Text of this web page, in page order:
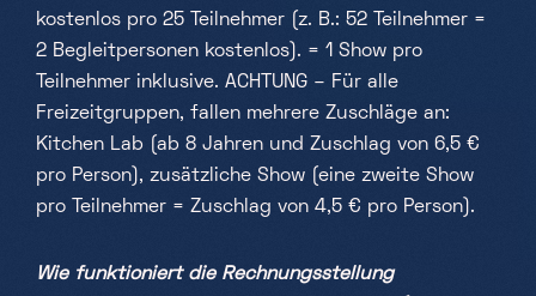
kostenlos pro 25 Teilnehmer (z. B.: 52 Teilnehmer =
2 Begleitpersonen kostenlos). = 1 Show pro
Teilnehmer inklusive. ACHTUNG – Für alle
Freizeitgruppen, fallen mehrere Zuschläge an:
Kitchen Lab (ab 8 Jahren und Zuschlag von 6,5 €
pro Person), zusätzliche Show (eine zweite Show
pro Teilnehmer = Zuschlag von 4,5 € pro Person).
Wie funktioniert die Rechnungsstellung